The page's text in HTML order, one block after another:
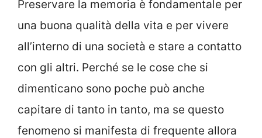
Preservare la memoria è fondamentale per
una buona qualità della vita e per vivere
all’interno di una società e stare a contatto
con gli altri. Perché se le cose che si
dimenticano sono poche può anche
capitare di tanto in tanto, ma se questo
fenomeno si manifesta di frequente allora